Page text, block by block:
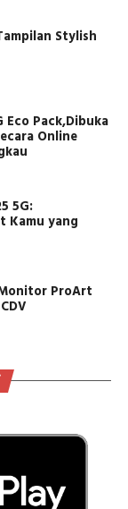
Stylish
Eco Pack,Dibuka
Online
5G:
Kamu yang
ProArt